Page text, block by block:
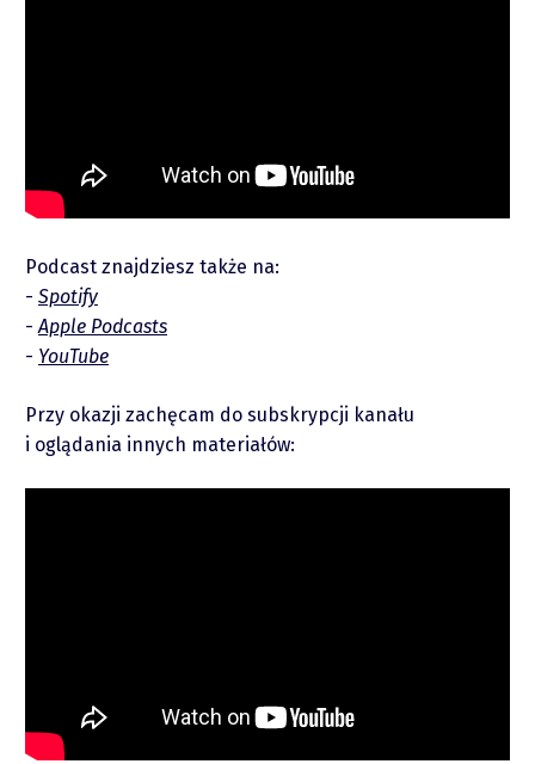
piotrek.zajac@pm.me
Twitter
Podcast znajdziesz także na:
Spotify
Apple Podcasts
YouTube
Przy okazji zachęcam do subskrypcji kanału
i oglądania innych materiałów: